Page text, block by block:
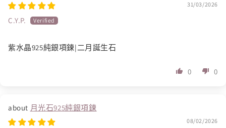
31/03/2026
C.Y.P.
紫水晶925純銀項鍊|二月誕生石
0 0
月光石925純銀項鍊
08/02/2026